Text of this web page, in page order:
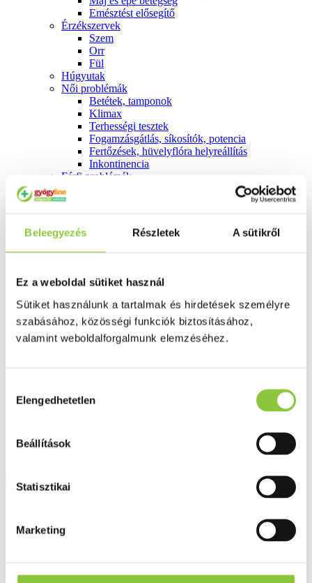
Beleegyezés Részletek A sütikről
Ez a weboldal sütiket használ
Sütiket használunk a tartalmak és hirdetések személyre
szabásához, közösségi funkciók biztosításához,
valamint weboldalforgalmunk elemzéséhez.
kiválasztása
Elengedhetetlen
Beállítások
Statisztikai
Marketing
Emésztést elősegítő
Érzékszervek
Szem
Orr
Fül
Húgyutak
Női problémák
Betétek, tamponok
Klimax
Terhességi tesztek
Fogamzásgátlás, síkosítók, potencia
Fertőzések, hüvelyflóra helyreállítás
Inkontinencia
Férfi problémák
Koleszterinszint csökkentők, omega 3
Fog és szájápolás
Í́nygyulladás
Fogkrém
Szájvíz
Fogkefe
Fogselyem
É́lvezeti
Egészség ajándékba
Főoldal